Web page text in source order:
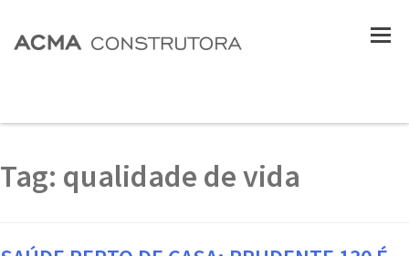
Tag: qualidade de vida